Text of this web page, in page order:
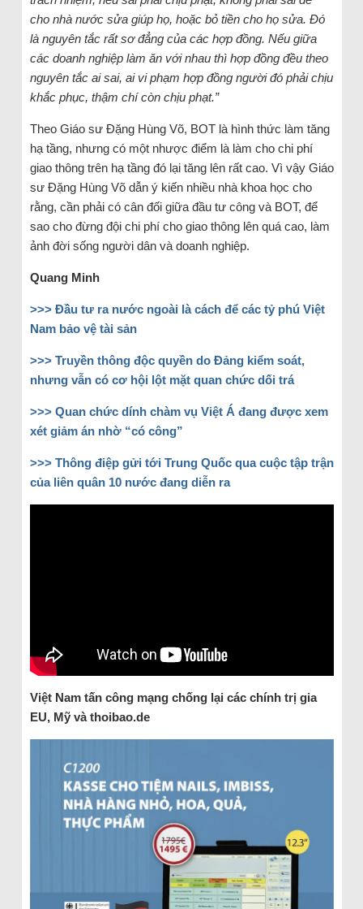
cho nhà nước sửa giúp họ, hoặc bỏ tiền cho họ sửa. Đó
là nguyên tắc rất sơ đẳng của các hợp đồng. Nếu giữa
các doanh nghiệp làm ăn với nhau thì hợp đồng đều theo
nguyên tắc ai sai, ai vi phạm hợp đồng người đó phải chịu
khắc phục, thậm chí còn chịu phạt.”
Theo Giáo sư Đặng Hùng Võ, BOT là hình thức làm tăng
hạ tầng, nhưng có một nhược điểm là làm cho chi phí
giao thông trên hạ tầng đó lại tăng lên rất cao. Vì vậy Giáo
sư Đặng Hùng Võ dẫn ý kiến nhiều nhà khoa học cho
rằng, cần phải có cân đối giữa đầu tư công và BOT, để
sao cho đừng đội chi phí cho giao thông lên quá cao, làm
ảnh đời sống người dân và doanh nghiệp.
Quang Minh
>>> Đầu tư ra nước ngoài là cách để các tỷ phú Việt
Nam bảo vệ tài sản
>>> Truyền thông độc quyền do Đảng kiểm soát,
nhưng vẫn có cơ hội lột mặt quan chức dối trá
>>> Quan chức dính chàm vụ Việt Á đang được xem
xét giảm án nhờ “có công”
>>> Thông điệp gửi tới Trung Quốc qua cuộc tập trận
của liên quân 10 nước đang diễn ra
Việt Nam tấn công mạng chống lại các chính trị gia
EU, Mỹ và thoibao.de